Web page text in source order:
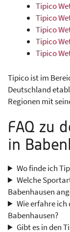
Tipico
Tipico
Tipico
Tipico
Tipico
Tipico ist im
Deutschland
Regionen mit
FAQ zu
in
Wo finde ich
Welche
Babenhausen
Wie erfahre
Babenhausen?
Gibt es in den